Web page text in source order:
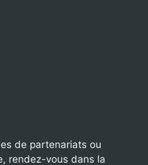
de partenariats ou
rendez-vous dans la